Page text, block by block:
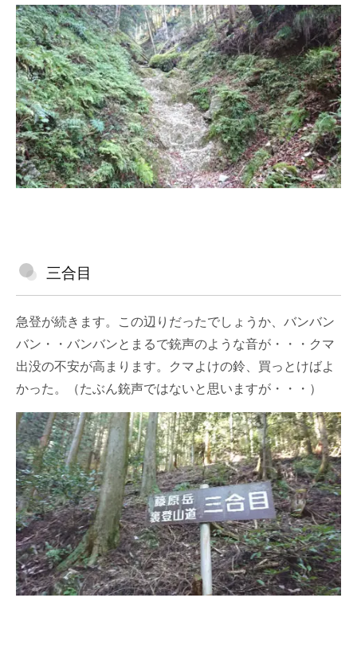
三合目
急登が続きます。この辺りだったでしょうか、バンバン
バン・・バンバンとまるで銃声のような音が・・・クマ
出没の不安が高まります。クマよけの鈴、買っとけばよ
かった。（たぶん銃声ではないと思いますが・・・）